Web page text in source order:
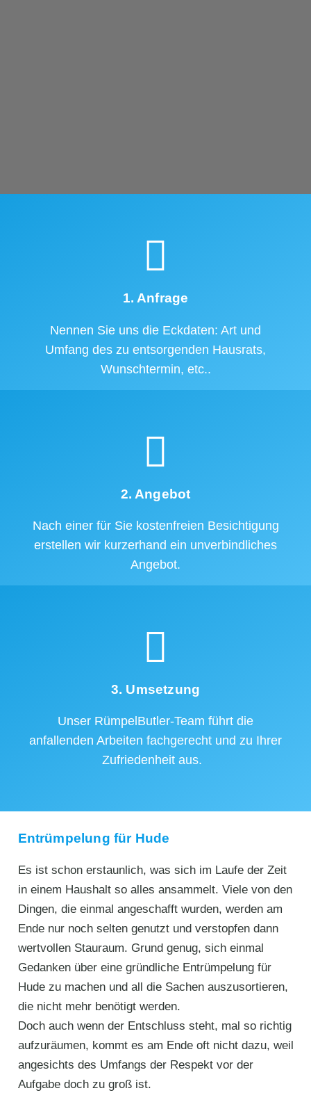
1. Anfrage
Nennen Sie uns die Eckdaten: Art und
Umfang des zu entsorgenden Hausrats,
Wunschtermin, etc..
2. Angebot
Nach einer für Sie kostenfreien Besichtigung
erstellen wir kurzerhand ein unverbindliches
Angebot.
3. Umsetzung
Unser RümpelButler-Team führt die
anfallenden Arbeiten fachgerecht und zu Ihrer
Zufriedenheit aus.
Entrümpelung für Hude
Es ist schon erstaunlich, was sich im Laufe der Zeit
in einem Haushalt so alles ansammelt. Viele von den
Dingen, die einmal angeschafft wurden, werden am
Ende nur noch selten genutzt und verstopfen dann
wertvollen Stauraum. Grund genug, sich einmal
Gedanken über eine gründliche Entrümpelung für
Hude zu machen und all die Sachen auszusortieren,
die nicht mehr benötigt werden.
Doch auch wenn der Entschluss steht, mal so richtig
aufzuräumen, kommt es am Ende oft nicht dazu, weil
angesichts des Umfangs der Respekt vor der
Aufgabe doch zu groß ist.